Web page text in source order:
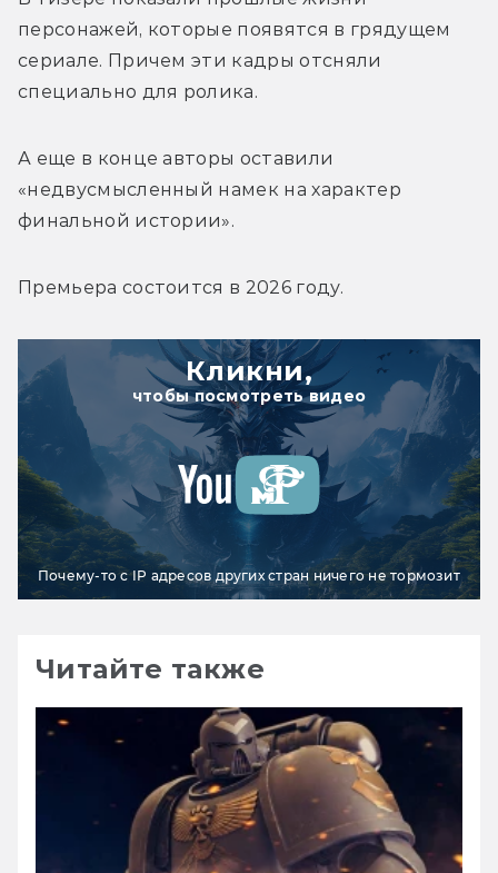
персонажей, которые появятся в грядущем
сериале. Причем эти кадры отсняли
специально для ролика.
А еще в конце авторы оставили
«недвусмысленный намек на характер
финальной истории».
Премьера состоится в 2026 году.
Кликни,
чтобы посмотреть видео
Почему-то с IP адресов других стран ничего не тормозит
Читайте также